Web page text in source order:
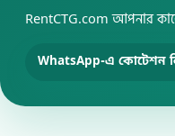
RentCTG.com আপনার
WhatsApp-এ কোটেশন